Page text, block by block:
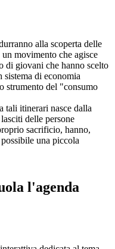
alla scoperta delle
movimento che agisce
di giovani che hanno scelto
di economia
strumento del "consumo
tali itinerari nasce dalla
delle persone
sacrificio, hanno,
una piccola
l'agenda